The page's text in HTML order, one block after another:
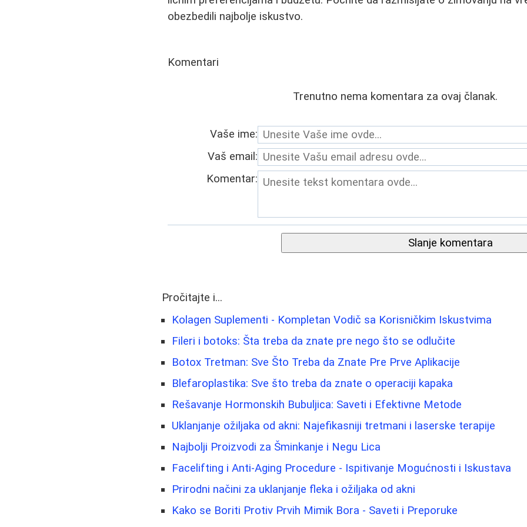
obezbedili najbolje iskustvo.
Komentari
Trenutno nema komentara za ovaj članak.
Vaše ime:
Vaš email:
Komentar:
Slanje komentara
Pročitajte i...
Kolagen Suplementi - Kompletan Vodič sa Korisničkim Iskustvima
Fileri i botoks: Šta treba da znate pre nego što se odlučite
Botox Tretman: Sve Što Treba da Znate Pre Prve Aplikacije
Blefaroplastika: Sve što treba da znate o operaciji kapaka
Rešavanje Hormonskih Bubuljica: Saveti i Efektivne Metode
Uklanjanje ožiljaka od akni: Najefikasniji tretmani i laserske terapije
Najbolji Proizvodi za Šminkanje i Negu Lica
Facelifting i Anti-Aging Procedure - Ispitivanje Mogućnosti i Iskustava
Prirodni načini za uklanjanje fleka i ožiljaka od akni
Kako se Boriti Protiv Prvih Mimik Bora - Saveti i Preporuke